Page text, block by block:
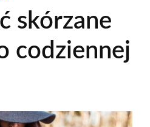
skórzane
codziennej